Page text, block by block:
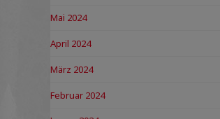
Mai 2024
April 2024
März 2024
Februar 2024